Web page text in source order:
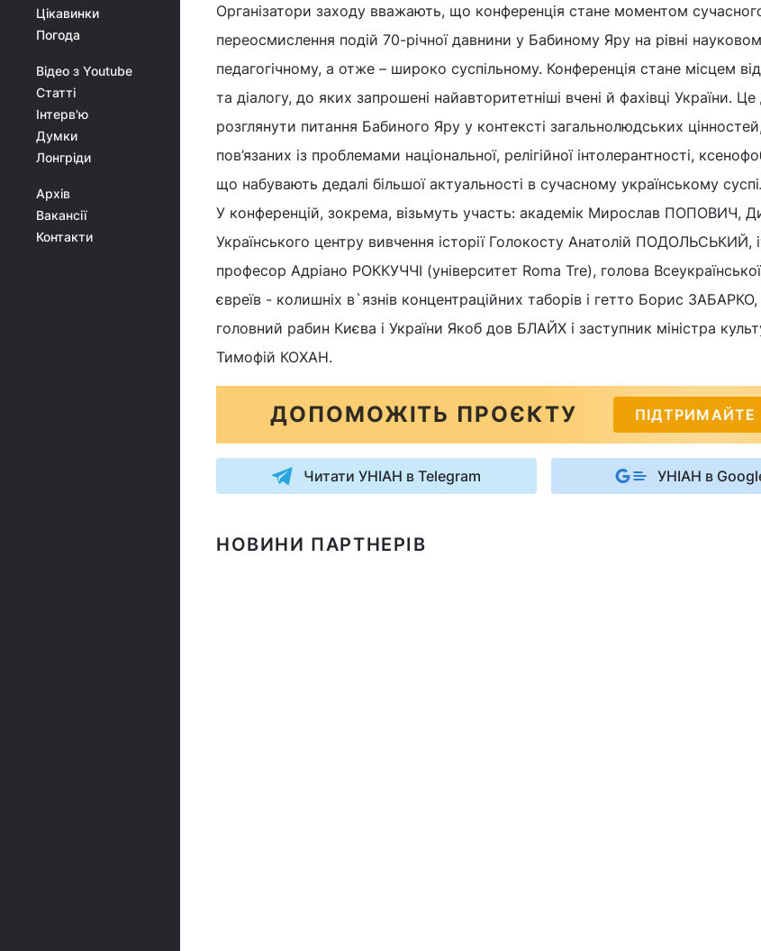
Цікавинки
Погода
Відео з Youtube
Статті
Інтерв'ю
Думки
Лонгріди
Архів
Вакансії
Контакти
Організатори заходу вважають, що конференція стане моментом
переосмислення подій 70-річної давнини у Бабиному Яру на рівні
педагогічному, а отже – широко суспільному. Конференція стане місцем
та діалогу, до яких запрошені найавторитетніші вчені й фахівці України.
розглянути питання Бабиного Яру у контексті загальнолюдських
пов’язаних із проблемами національної, релігійної інтолерантності,
що набувають дедалі більшої актуальності в сучасному українському
У конференцій, зокрема, візьмуть участь: академік Мирослав ПОПОВИЧ,
Українського центру вивчення історії Голокосту Анатолій ПОДОЛЬСЬКИЙ,
професор Адріано РОККУЧЧІ (університет Roma Tre), голова Всеукраїнської
євреїв - колишніх в`язнів концентраційних таборів і гетто Борис
головний рабин Києва і України Якоб дов БЛАЙХ і заступник міністра
Тимофій КОХАН.
ДОПОМОЖІТЬ ПРОЄКТУ ПІДТРИМАЙТЕ
Читати УНІАН в Telegram УНІАН в
НОВИНИ ПАРТНЕРІВ